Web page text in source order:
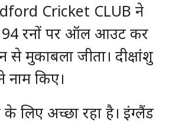
Cricket CLUB ने
94 रनों पर ऑल आउट कर
से मुकाबला जीता। दीक्षांशु
किए।
लिए अच्छा रहा है। इंग्लैंड